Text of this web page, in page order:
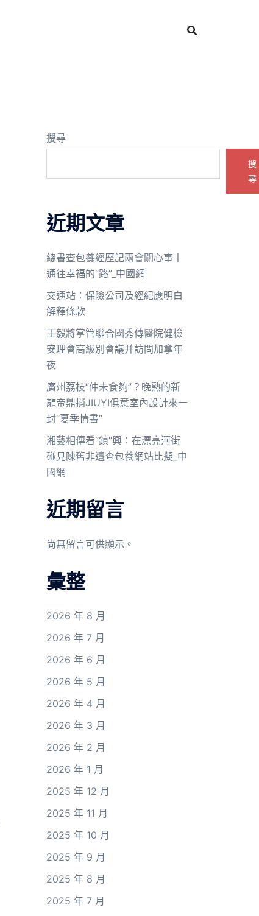
搜尋
搜
尋
近期文章
總書查包養經歷記兩會關心事丨
通往幸福的“路”_中國網
交通站：保險公司及經紀應明白
解釋條款
王毅將掌管聯合國秀傳醫院健檢
安理會高級別會議并訪問加拿年
夜
廣州荔枝“仲未食夠”？晚熟的新
龍帝鼎捎JIUYI俱意室內設計來一
封“夏季情書”
湘藝相傳看“鎮”興：在漂亮河街
碰見陳舊非遺查包養網站比擬_中
國網
近期留言
尚無留言可供顯示。
彙整
2026 年 8 月
2026 年 7 月
2026 年 6 月
2026 年 5 月
2026 年 4 月
2026 年 3 月
2026 年 2 月
2026 年 1 月
2025 年 12 月
2025 年 11 月
2025 年 10 月
2025 年 9 月
2025 年 8 月
2025 年 7 月